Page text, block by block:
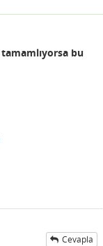
bu
Cevapla